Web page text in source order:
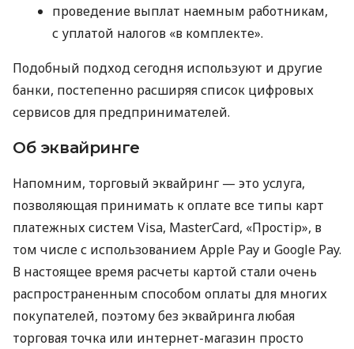
проведение выплат наемным работникам,
с уплатой налогов «в комплекте».
Подобный подход сегодня используют и другие
банки, постепенно расширяя список цифровых
сервисов для предпринимателей.
Об эквайринге
Напомним, торговый эквайринг — это услуга,
позволяющая принимать к оплате все типы карт
платежных систем Visa, MasterCard, «Простір», в
том числе с использованием Apple Pay и Google Pay.
В настоящее время расчеты картой стали очень
распространенным способом оплаты для многих
покупателей, поэтому без эквайринга любая
торговая точка или интернет-магазин просто